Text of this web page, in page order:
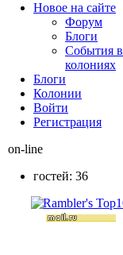
Новое на сайте
Форум
Блоги
События в
колониях
Блоги
Колонии
Войти
Peгиcтpaция
on-line
гостей: 36